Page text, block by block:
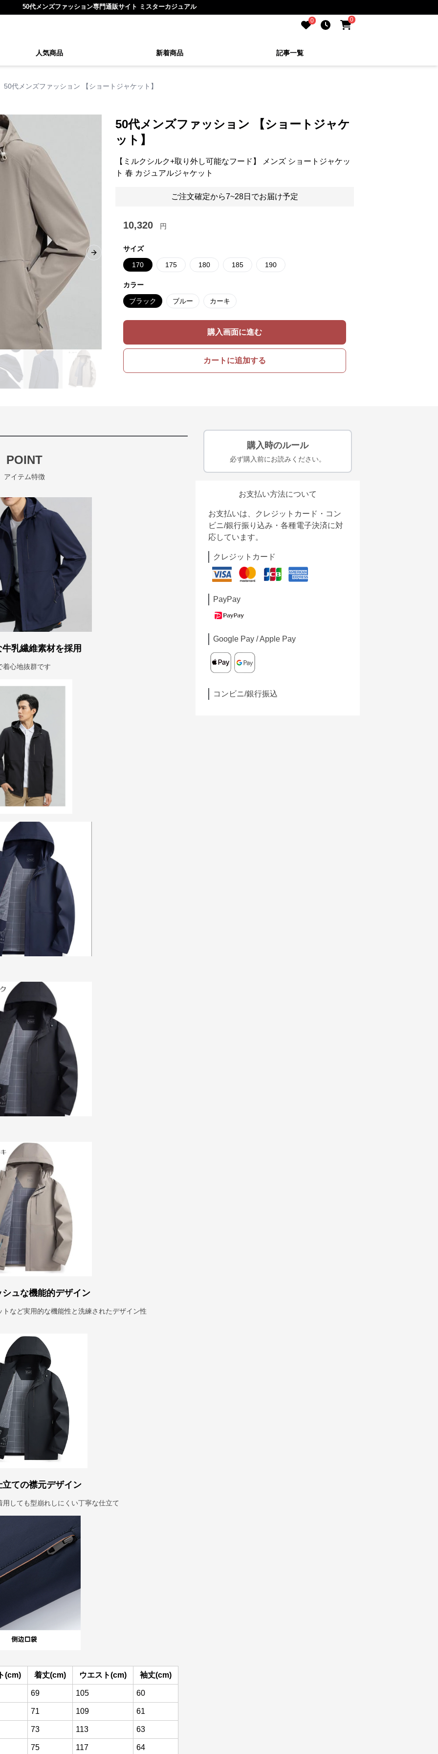
50代メンズファッション専門通販サイト ミスターカジュアル
0 0
人気商品 新着商品 記事一覧
50代メンズファッション 【ショートジャケット】
Next slide
50代メンズファッション 【ショートジャケ
ット】
【ミルクシルク+取り外し可能なフード】 メンズ ショートジャケッ
ト 春 カジュアルジャケット
ご注文確定から7~28日でお届け予定
10,320 円
サイズ
170 175 180 185 190
カラー
ブラック ブルー カーキ
購入画面に進む
カートに追加する
POINT
アイテム特徴
乳繊維素材を採用
着心地抜群です
ュな機能的デザイン
など実用的な機能性と洗練されたデザイン性
立ての襟元デザイン
しても型崩れしにくい丁寧な仕立て
(cm) 着丈(cm) ウエスト(cm) 袖丈(cm)
69 105 60
71 109 61
73 113 63
75 117 64
購入時のルール
必ず購入前にお読みください。
お支払い方法について
お支払いは、クレジットカード・コン
ビニ/銀行振り込み・各種電子決済に対
応しています。
クレジットカード
PayPay
Google Pay / Apple Pay
コンビニ/銀行振込